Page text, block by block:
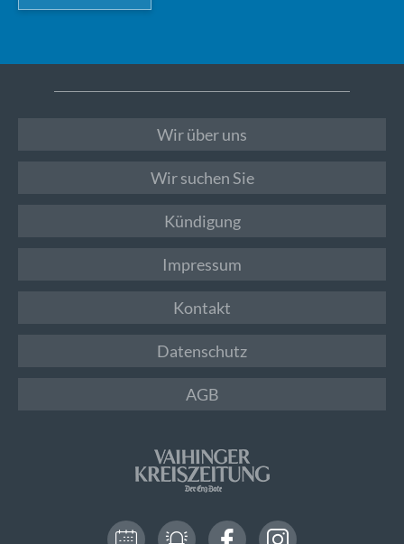
Wir über uns
Wir suchen Sie
Kündigung
Impressum
Kontakt
Datenschutz
AGB